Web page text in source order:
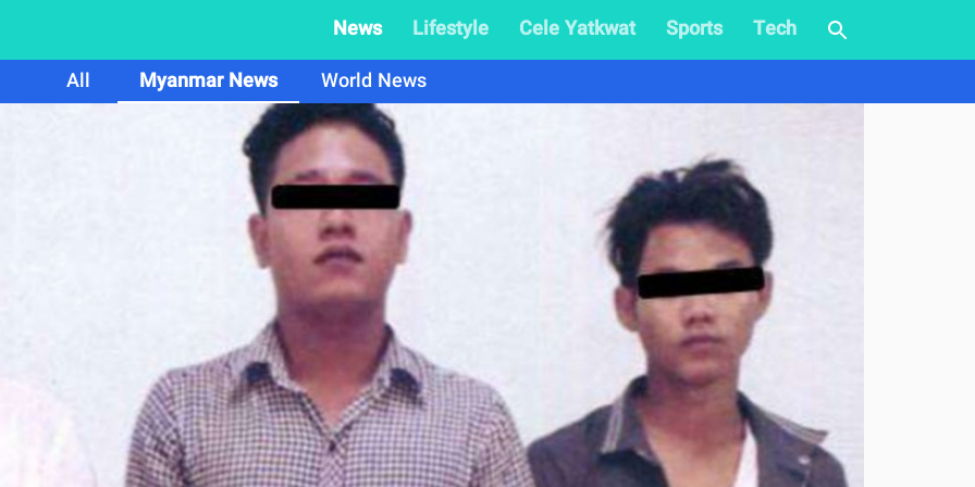
News Lifestyle Cele Yatkwat Sports
Tech
All
Myanmar News World News